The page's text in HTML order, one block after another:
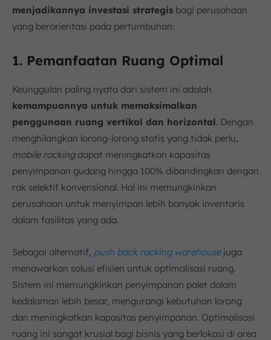
menjadikannya investasi strategis bagi perusahaan
yang berorientasi pada pertumbuhan:
1. Pemanfaatan Ruang Optimal
Keunggulan paling nyata dari sistem ini adalah
kemampuannya untuk memaksimalkan
penggunaan ruang vertikal dan horizontal. Dengan
menghilangkan lorong-lorong statis yang tidak perlu,
mobile rackingdapat meningkatkan kapasitas
penyimpanan gudang hingga 100% dibandingkan dengan
rak selektif konvensional. Hal ini memungkinkan
perusahaan untuk menyimpan lebih banyak inventaris
dalam fasilitas yang ada.
Sebagai alternatif, push back racking warehousejuga
menawarkan solusi efisien untuk optimalisasi ruang.
Sistem ini memungkinkan penyimpanan palet dalam
kedalaman lebih besar, mengurangi kebutuhan lorong
dan meningkatkan kapasitas penyimpanan. Optimalisasi
ruang ini sangat krusial bagi bisnis yang berlokasi di area